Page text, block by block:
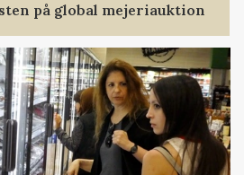
på global mejeriauktion